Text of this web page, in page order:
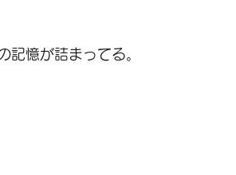
記憶が詰まってる。